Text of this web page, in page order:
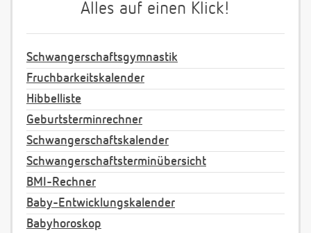
Alles auf einen Klick!
Schwangerschaftsgymnastik
Fruchbarkeitskalender
Hibbelliste
Geburtsterminrechner
Schwangerschaftskalender
Schwangerschaftsterminübersicht
BMI-Rechner
Baby-Entwicklungskalender
Babyhoroskop